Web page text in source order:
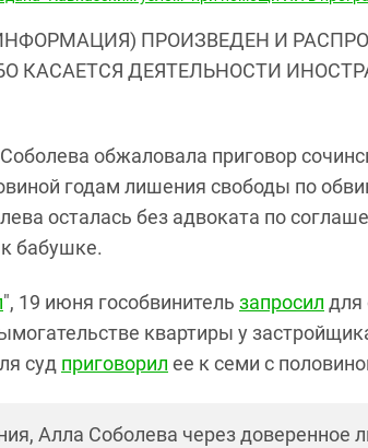
ПРОИЗВЕДЕН И
КАСАЕТСЯ ДЕЯТЕЛЬНОСТИ
обжаловала приговор
годам лишения свободы по
осталась без адвоката по
бабушке.
", 19 июня гособвинитель запросил для
квартиры у
суд приговорил ее к семи с
Алла Соболева через